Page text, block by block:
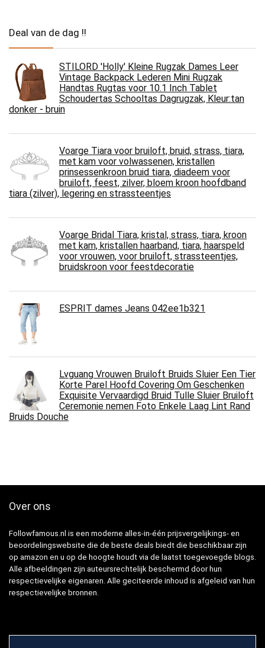
Deal van de dag !!
STILORD 'Holly' Kleine Rugzak Dames Leer
Vintage Backpack Lederen Mini Rugzak
Handtas Rugtas voor 10.1 Inch Tablet
Schoudertas Schooltas Dagrugzak, Kleur:tan
donker - bruin
Voarge Tiara voor bruiloft, bruid, strass, tiara,
met kam voor volwassenen, kristallen
prinsessenkroon bruid tiara, diadeem voor
bruiloft, feest, zilver, bloem kroon hoofdband
tiara (zilver), legering en strassteentjes
Voarge Bridal Tiara, kristal, strass, tiara, kroon
met kam, kristallen haarband, tiara, haarspeld
voor vrouwen, voor bruiloft, strassteentjes,
bruidskroon voor feestdecoratie
ESPRIT dames Jeans 042ee1b321
Lvguang Vrouwen Bruiloft Bruids Sluier Een Tier
Korte Parel Hoofd Covering Om Geschenken
Exquisite Vervaardigd Bruid Tulle Sluier Bruiloft
Ceremonie nemen Foto Enkele Laag Lint Rand
Bruids Douche
Over ons
Followfamous.nl is een moderne alles-in-één prijsvergelijkings- en
beoordelingswebsite die de beste deals biedt die beschikbaar zijn
op amazon en u op de hoogte houdt via de laatst toegevoegde blogs.
Alle afbeeldingen zijn auteursrechtelijk beschermd door hun
respectievelijke eigenaren. Alle geciteerde inhoud is afgeleid van hun
respectievelijke bronnen.